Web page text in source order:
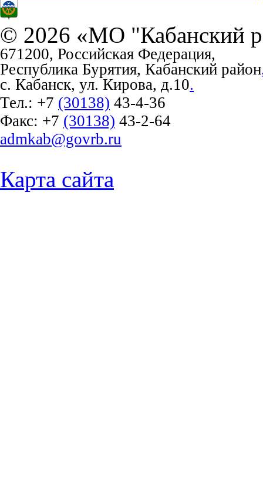
© 2026 «МО "Кабанский
671200, Российская Федерация,
Республика Бурятия, Кабанский район
с. Кабанск, ул. Кирова, д.10.
Тел.: +7 (30138) 43-4-36
Факс: +7 (30138) 43-2-64
admkab@govrb.ru
Карта сайта